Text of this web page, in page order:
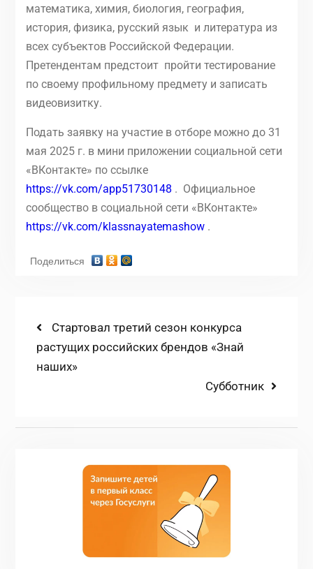
математика, химия, биология, география,
история, физика, русский язык и литература из
всех субъектов Российской Федерации.
Претендентам предстоит пройти тестирование
по своему профильному предмету и записать
видеовизитку.
Подать заявку на участие в отборе можно до 31
мая 2025 г. в мини приложении социальной сети
«ВКонтакте» по ссылке
https://vk.com/app51730148. Официальное
сообщество в социальной сети «ВКонтакте»
https://vk.com/klassnayatemashow.
Поделиться
Навигация
по
записям
Previous
post:
Стартовал третий сезон конкурса
растущих российских брендов «Знай
наших»
Next
Субботник